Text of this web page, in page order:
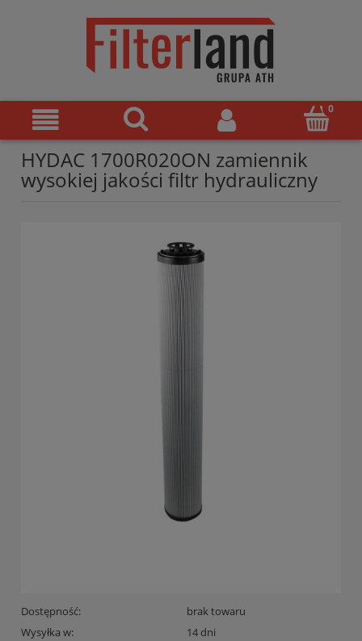
HYDAC 1700R020ON zamiennik
wysokiej jakości filtr hydrauliczny
Dostępność:
brak towaru
Wysyłka w:
14 dni